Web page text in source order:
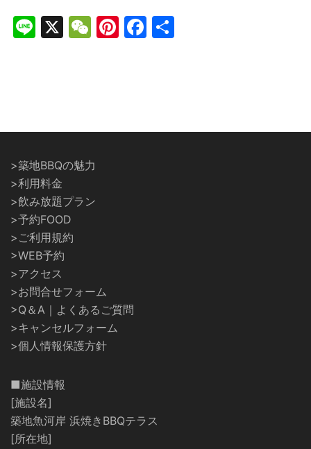
Line
X WeChat
Pinterest
Facebook
>築地BBQの魅力
>利用料金
>飲み放題プラン
>予約FOOD
>ご利用規約
>WEB予約
>アクセス
>お問合せフォーム
>Q＆A｜よくあるご質問
>キャンセルフォーム
>個人情報保護方針
■施設情報
[施設名]
築地魚河岸 浜焼きBBQテラス
[所在地]